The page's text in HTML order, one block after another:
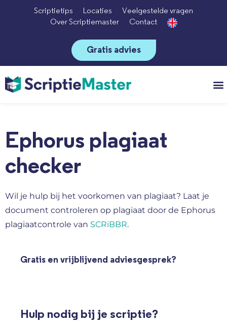
Scriptietips Locaties
Veelgestelde vragen
Over Scriptiemaster
Contact
Gratis advies
Ephorus plagiaat
checker
Wil je hulp bij het voorkomen van plagiaat? Laat je
document controleren op plagiaat door de Ephorus
plagiaatcontrole van SCRiBBR.
Gratis en vrijblijvend adviesgesprek?
Hulp nodig bij je scriptie?